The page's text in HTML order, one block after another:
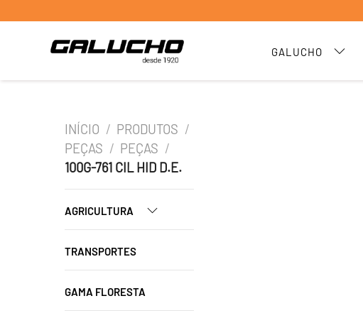
GALUCHO
INÍCIO / PRODUTOS /
PEÇAS / PEÇAS /
100G-761 CIL HID D.E.
AGRICULTURA
TRANSPORTES
GAMA FLORESTA